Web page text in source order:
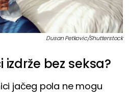
Dusan Petkovic/Shutterstock
bez seksa?
jačeg pola ne mogu